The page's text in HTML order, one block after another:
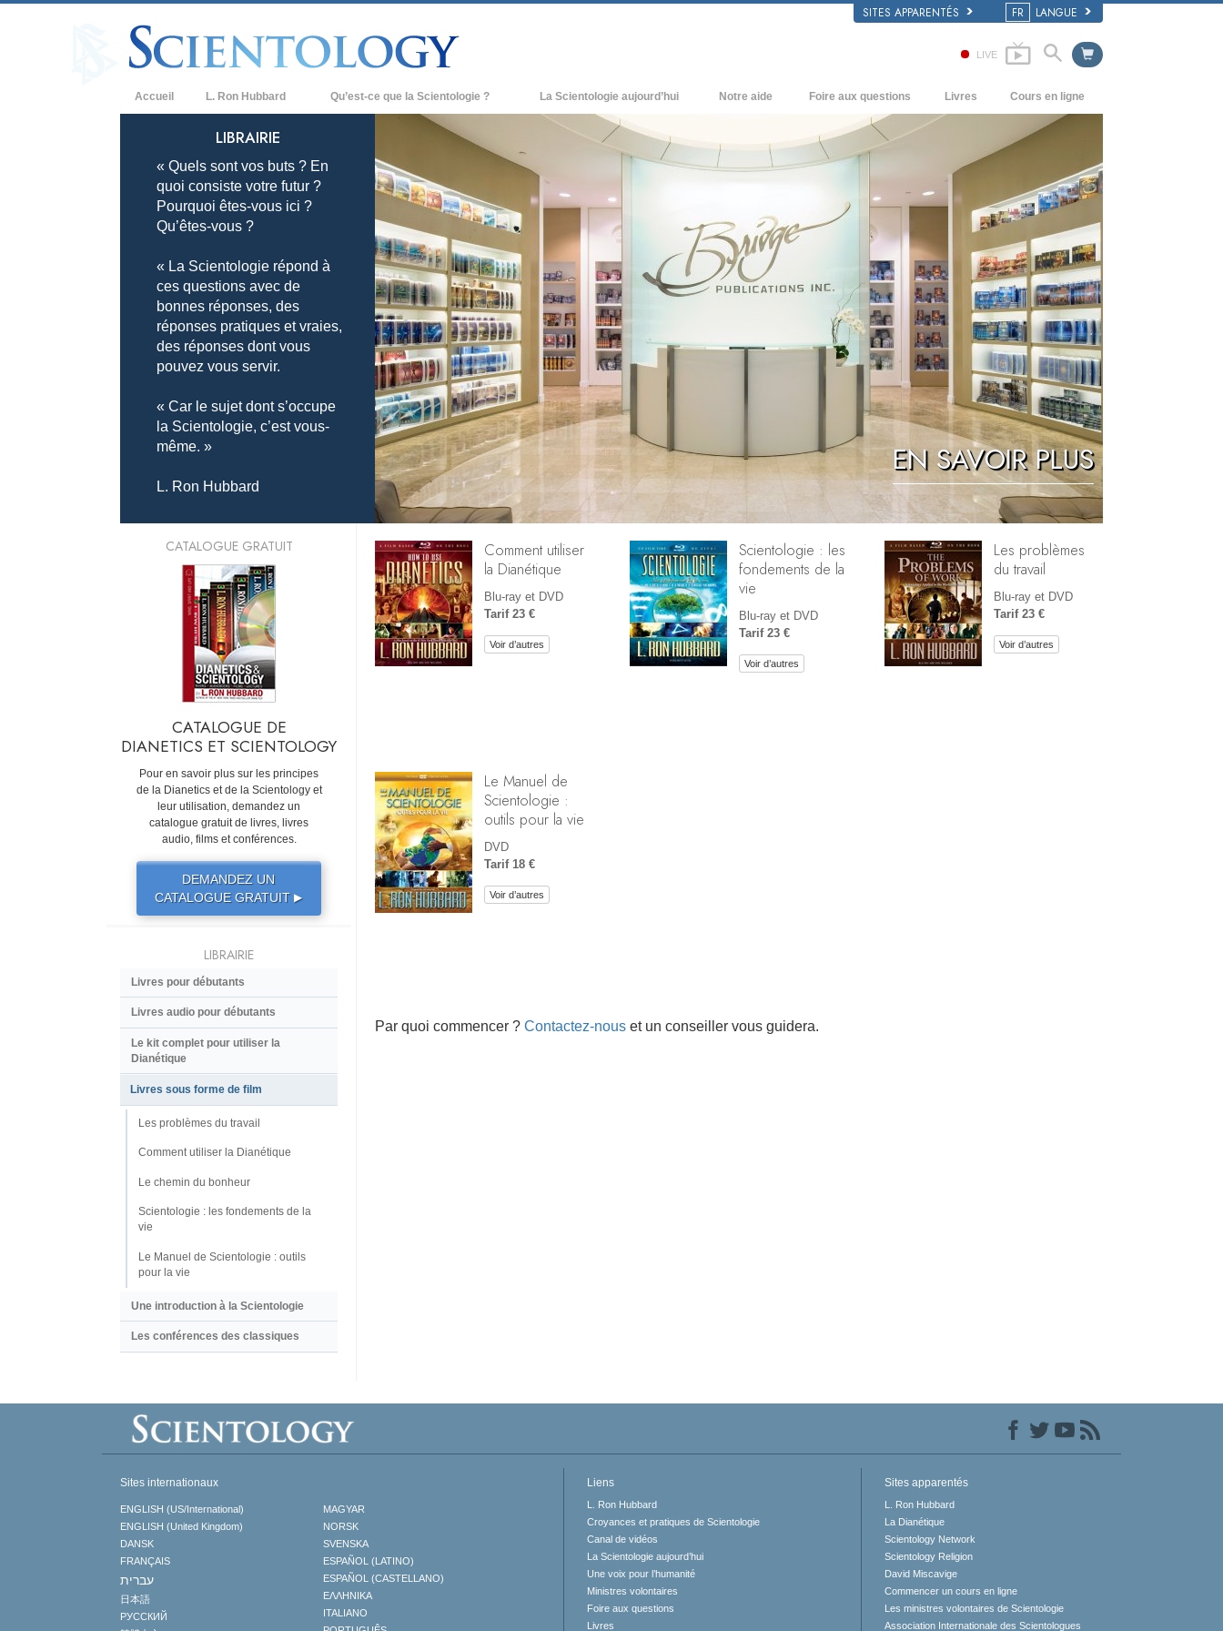
SITES APPARENTÉS FR LANGUE
LIVE
Accueil L. Ron Hubbard Qu’est-ce que la Scientologie ?
Credos et Codes de Scientologie
Les scientologues et la Scientologie
Rencontrez un scientologue
À l’intérieur d’une église
Les principes de base de la Scientologie
La Dianétique : Une introduction
Amour et haine –
Qu’est-ce que la grandeur ?
La Scientologie aujourd’hui
Églises de Scientologie
Nouvelles Églises de Scientologie
Organisations avancées
Base à terre de Flag
Freewinds
Apporter la Scientologie au monde
entier
David Miscavige - Chef ecclésiastique
de la Scientologie
Notre aide Foire aux questions
Antécédents et principes de base
À l’intérieur d’une église
L’organisation de la Scientologie
Livres
Livres pour débutants
Livres audio
conférences d’introduction
Cours en ligne
Comment résoudre les conflits
Les dynamiques de l’existence
Les composantes de la compréhension
Solutions à un environnement
dangereux
Procédés d’assistance pour maladies et
blessures
Intégrité et honnêteté
Le mariage
L’échelle des tons émotionnels
Réponses aux drogues
Les enfants
Des outils pour le monde du travail
La raison de l’oppression
Les investigations
Les fondements de l’organisation
EN SAVOIR PLUS
LIBRAIRIE
« Quels sont vos buts ? En
quoi consiste votre futur ?
Pourquoi êtes-vous ici ?
Qu’êtes-vous ?
« La Scientologie répond à
ces questions avec de
bonnes réponses, des
réponses pratiques et vraies,
des réponses dont vous
pouvez vous servir.
« Car le sujet dont s’occupe
la Scientologie, c’est vous-
même. »
L. Ron Hubbard
Comment utiliser
la Dianétique
Blu-ray et DVD
Tarif 23 €
Voir d’autres
Scientologie : les
fondements de la
vie
Blu-ray et DVD
Tarif 23 €
Voir d’autres
Les problèmes
du travail
Blu-ray et DVD
Tarif 23 €
Voir d’autres
Le Manuel de
Scientologie :
outils pour la vie
DVD
Tarif 18 €
Voir d’autres
Par quoi commencer ? Contactez-nous et un conseiller vous guidera.
CATALOGUE GRATUIT
CATALOGUE DE
DIANETICS ET SCIENTOLOGY
Pour en savoir plus sur les principes
de la Dianetics et de la Scientology et
leur utilisation, demandez un
catalogue gratuit de livres, livres
audio, films et conférences.
DEMANDEZ UN
CATALOGUE GRATUIT▶
LIBRAIRIE
Livres pour débutants
Livres audio pour débutants
Le kit complet pour utiliser la
Dianétique
Livres sous forme de film
Les problèmes du travail
Comment utiliser la Dianétique
Le chemin du bonheur
Scientologie : les fondements de la
vie
Le Manuel de Scientologie : outils
pour la vie
Une introduction à la Scientologie
Les conférences des classiques
Sites internationaux
ENGLISH (US/International)
ENGLISH (United Kingdom)
DANSK
FRANÇAIS
עברית
日本語
РУССКИЙ
MAGYAR
NORSK
SVENSKA
ESPAÑOL (LATINO)
ESPAÑOL (CASTELLANO)
ΕΛΛΗΝΙΚA
ITALIANO
Liens
L. Ron Hubbard
Croyances et pratiques de Scientologie
Canal de vidéos
La Scientologie aujourd’hui
Une voix pour l’humanité
Ministres volontaires
Foire aux questions
Livres
Sites apparentés
L. Ron Hubbard
La Dianétique
Scientology Network
Scientology Religion
David Miscavige
Commencer un cours en ligne
Les ministres volontaires de Scientologie
Association Internationale des Scientologues